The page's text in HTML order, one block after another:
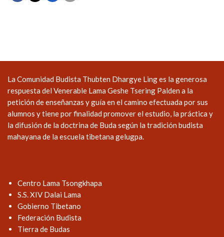
La Comunidad Budista Thubten Dhargye Ling es la generosa
respuesta del Venerable Lama Geshe Tsering Palden a la
petición de enseñanzas y guía en el camino efectuada por sus
alumnos y tiene por finalidad promover el estudio, la práctica y
la difusión de la doctrina de Buda según la tradición budista
mahayana de la escuela tibetana gelugpa.
Centro Lama Tsongkhapa
S.S. XIV Dalai Lama
Gobierno Tibetano
Federación Budista
Tierra de Budas